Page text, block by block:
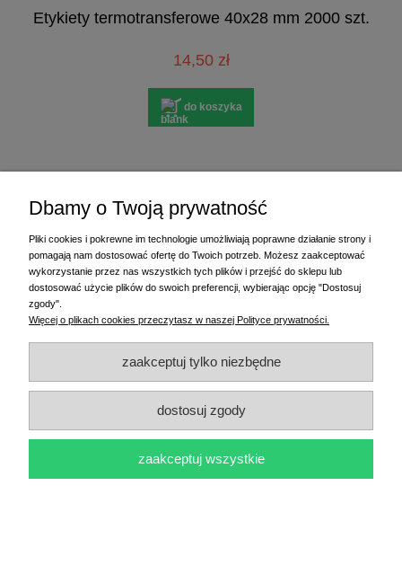
Etykiety termotransferowe 40x28 mm 2000 szt.
14,50 zł
do koszyka
Etykiety termotransferowe 50x80 mm 500 szt.
10,60 zł
do koszyka
Dbamy o Twoją prywatność
Pliki cookies i pokrewne im technologie umożliwiają poprawne działanie strony i
pomagają nam dostosować ofertę do Twoich potrzeb. Możesz zaakceptować
wykorzystanie przez nas wszystkich tych plików i przejść do sklepu lub
dostosować użycie plików do swoich preferencji, wybierając opcję "Dostosuj
zgody".
Więcej o plikach cookies przeczytasz w naszej Polityce prywatności.
zaakceptuj tylko niezbędne
dostosuj zgody
zaakceptuj wszystkie